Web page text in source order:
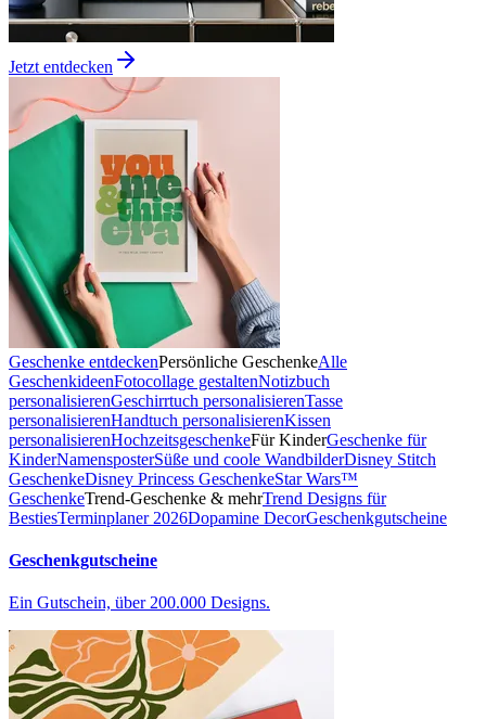
Jetzt entdecken
Geschenke entdeckenPersönliche GeschenkeAlle
GeschenkideenFotocollage gestaltenNotizbuch
personalisierenGeschirrtuch personalisierenTasse
personalisierenHandtuch personalisierenKissen
personalisierenHochzeitsgeschenkeFür KinderGeschenke für
KinderNamensposterSüße und coole WandbilderDisney Stitch
GeschenkeDisney Princess GeschenkeStar Wars™
GeschenkeTrend-Geschenke & mehrTrend Designs für
BestiesTerminplaner 2026Dopamine DecorGeschenkgutscheine
Geschenkgutscheine
Ein Gutschein, über 200.000 Designs.